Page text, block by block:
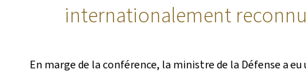
internationalement
En marge de la conférence, la ministre de la Défense a